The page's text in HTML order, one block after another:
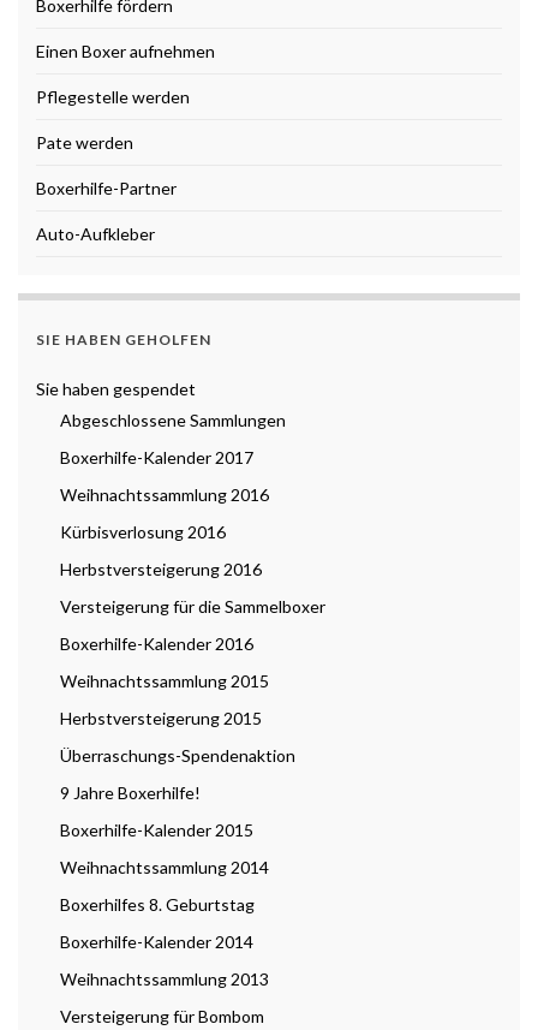
Boxerhilfe fördern
Einen Boxer aufnehmen
Pflegestelle werden
Pate werden
Boxerhilfe-Partner
Auto-Aufkleber
SIE HABEN GEHOLFEN
Sie haben gespendet
Abgeschlossene Sammlungen
Boxerhilfe-Kalender 2017
Weihnachtssammlung 2016
Kürbisverlosung 2016
Herbstversteigerung 2016
Versteigerung für die Sammelboxer
Boxerhilfe-Kalender 2016
Weihnachtssammlung 2015
Herbstversteigerung 2015
Überraschungs-Spendenaktion
9 Jahre Boxerhilfe!
Boxerhilfe-Kalender 2015
Weihnachtssammlung 2014
Boxerhilfes 8. Geburtstag
Boxerhilfe-Kalender 2014
Weihnachtssammlung 2013
Versteigerung für Bombom